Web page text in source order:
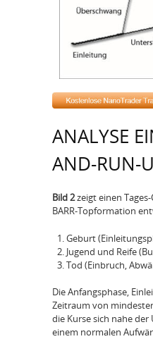
ANALYSE
AND-RUN-
Bild 2zeigt einen
BARR-Topformation
Geburt
Jugend und Reife
Tod (Einbruch,
Die Anfangsphase,
Zeitraum von
die Kurse sich nahe
einem normalen